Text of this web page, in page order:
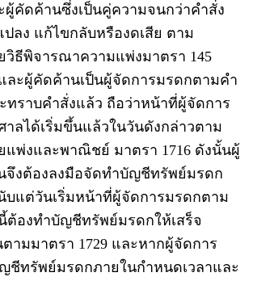
ผู้คัดค้านซึ่งเป็นคู่ความจนกว่าคำสั่ง
ลง แก้ไขกลับหรืองดเสีย ตาม
วิธีพิจารณาความแพ่งมาตรา 145
ละผู้คัดค้านเป็นผู้จัดการมรดกตามคำ
ทราบคำสั่งแล้ว ถือว่าหน้าที่ผู้จัดการ
ลได้เริ่มขึ้นแล้วในวันดังกล่าวตาม
แพ่งและพาณิชย์ มาตรา 1716 ดังนั้นผู้
จึงต้องลงมือจัดทำบัญชีทรัพย์มรดก
บแต่วันเริ่มหน้าที่ผู้จัดการมรดกตาม
ต้องทำบัญชีทรัพย์มรดกให้เสร็จ
ามมาตรา 1729 และหากผู้จัดการ
ชีทรัพย์มรดกภายในกำหนดเวลาและ